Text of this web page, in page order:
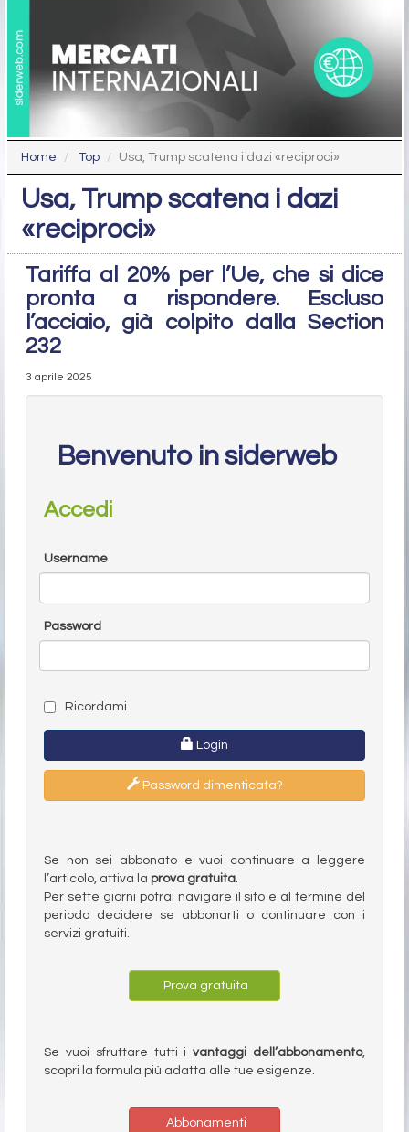
Home Top Usa, Trump scatena i dazi «reciproci»
Usa, Trump scatena i dazi
«reciproci»
Tariffa al 20% per l’Ue, che si dice
pronta a rispondere. Escluso
l’acciaio, già colpito dalla Section
232
3 aprile 2025
Benvenuto in siderweb
Accedi
Username
Password
Ricordami
Login
Password dimenticata?
Se non sei abbonato e vuoi continuare a leggere
l’articolo, attiva la prova gratuita.
Per sette giorni potrai navigare il sito e al termine del
periodo decidere se abbonarti o continuare con i
servizi gratuiti.
Prova gratuita
Se vuoi sfruttare tutti ivantaggi dell’abbonamento,
scopri la formula più adatta alle tue esigenze.
Abbonamenti